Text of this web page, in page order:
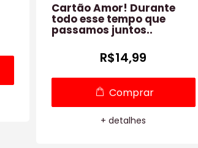
Cartão Amor! Durante
todo esse tempo que
passamos juntos..
R$14,99
Comprar
+ detalhes